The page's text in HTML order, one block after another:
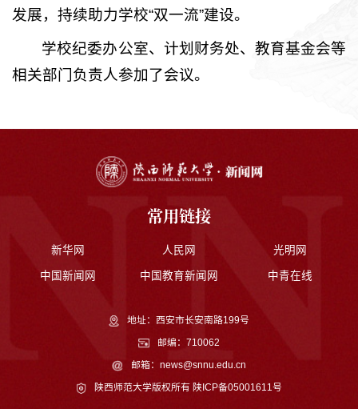
发展，持续助力学校“双一流”建设。
学校纪委办公室、计划财务处、教育基金会等
相关部门负责人参加了会议。
常用链接
新华网 人民网 光明网
中国新闻网 中国教育新闻网 中青在线
地址：西安市长安南路199号
邮编：710062
邮箱：news@snnu.edu.cn
陕西师范大学版权所有 陕ICP备05001611号